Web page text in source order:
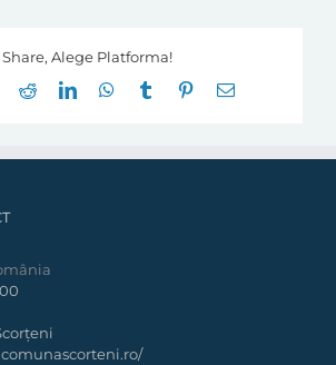
Share, Alege Platforma!
RedditLinkedInWhatsApp
Tumblr Pinterest
E-